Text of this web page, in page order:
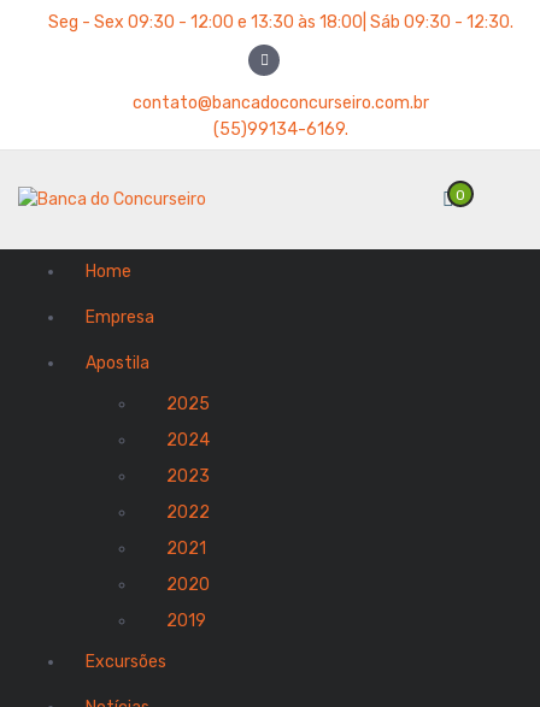
o
Seg - Sex 09:30 - 12:00 e 13:30 às 18:00| Sáb 09:30 - 12:30.
contato@bancadoconcurseiro.com.br
(55)99134-6169.
0
Home
Empresa
Apostila
2025
2024
2023
2022
2021
2020
2019
Excursões